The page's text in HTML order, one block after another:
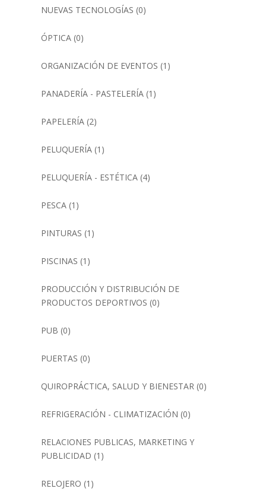
NUEVAS TECNOLOGÍAS (0)
ÓPTICA(0)
ORGANIZACIÓN DE EVENTOS (1)
PANADERÍA - PASTELERÍA(1)
PAPELERÍA(2)
PELUQUERÍA(1)
PELUQUERÍA - ESTÉTICA(4)
PESCA(1)
PINTURAS (1)
PISCINAS (1)
PRODUCCIÓN Y DISTRIBUCIÓN DE
PRODUCTOS DEPORTIVOS (0)
PUB (0)
PUERTAS (0)
QUIROPRÁCTICA, SALUD Y BIENESTAR(0)
REFRIGERACIÓN - CLIMATIZACIÓN (0)
RELACIONES PUBLICAS, MARKETING Y
PUBLICIDAD (1)
RELOJERO (1)